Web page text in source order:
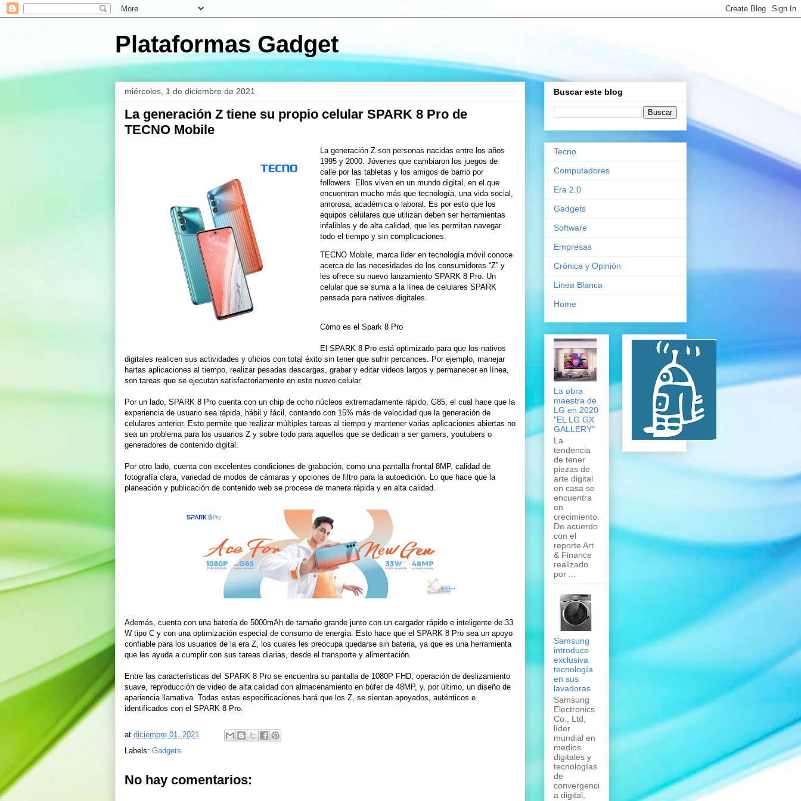
Plataformas Gadget
miércoles, 1 de diciembre de 2021
La generación Z tiene su propio celular SPARK 8 Pro de
TECNO Mobile
La generación Z son personas nacidas entre los años
1995 y 2000. Jóvenes que cambiaron los juegos de
calle por las tabletas y los amigos de barrio por
followers. Ellos viven en un mundo digital, en el que
encuentran mucho más que tecnología, una vida social,
amorosa, académica o laboral. Es por esto que los
equipos celulares que utilizan deben ser herramientas
infalibles y de alta calidad, que les permitan navegar
todo el tiempo y sin complicaciones.
TECNO Mobile, marca líder en tecnología móvil conoce
acerca de las necesidades de los consumidores “Z” y
les ofrece su nuevo lanzamiento SPARK 8 Pro. Un
celular que se suma a la línea de celulares SPARK
pensada para nativos digitales.
Cómo es el Spark 8 Pro
El SPARK 8 Pro está optimizado para que los nativos
digitales realicen sus actividades y oficios con total éxito sin tener que sufrir percances. Por ejemplo, manejar
hartas aplicaciones al tiempo, realizar pesadas descargas, grabar y editar videos largos y permanecer en línea,
son tareas que se ejecutan satisfactoriamente en este nuevo celular.
Por un lado, SPARK 8 Pro cuenta con un chip de ocho núcleos extremadamente rápido, G85, el cual hace que la
experiencia de usuario sea rápida, hábil y fácil, contando con 15% más de velocidad que la generación de
celulares anterior. Esto permite que realizar múltiples tareas al tiempo y mantener varias aplicaciones abiertas no
sea un problema para los usuarios Z y sobre todo para aquellos que se dedican a ser gamers, youtubers o
generadores de contenido digital.
Por otro lado, cuenta con excelentes condiciones de grabación, como una pantalla frontal 8MP, calidad de
fotografía clara, variedad de modos de cámaras y opciones de filtro para la autoedición. Lo que hace que la
planeación y publicación de contenido web se procese de manera rápida y en alta calidad.
Además, cuenta con una batería de 5000mAh de tamaño grande junto con un cargador rápido e inteligente de 33
W tipo C y con una optimización especial de consumo de energía. Esto hace que el SPARK 8 Pro sea un apoyo
confiable para los usuarios de la era Z, los cuales les preocupa quedarse sin bateria, ya que es una herramienta
que les ayuda a cumplir con sus tareas diarias, desde el transporte y alimentación.
Entre las características del SPARK 8 Pro se encuentra su pantalla de 1080P FHD, operación de deslizamiento
suave, reproducción de video de alta calidad con almacenamiento en búfer de 48MP, y, por último, un diseño de
apariencia llamativa. Todas estas especificaciones hará que los Z, se sientan apoyados, auténticos e
identificados con el SPARK 8 Pro.
at diciembre 01, 2021
Labels: Gadgets
No hay comentarios:
Buscar este blog
Tecno
Computadores
Era 2.0
Gadgets
Software
Empresas
Crónica y Opinión
Linea Blanca
Home
La obra
maestra de
LG en 2020
"EL LG GX
GALLERY"
La
tendencia
de tener
piezas de
arte digital
en casa se
encuentra
en
crecimiento.
De acuerdo
con el
reporte Art
& Finance
realizado
por ...
Samsung
introduce
exclusiva
tecnología
en sus
lavadoras
Samsung
Electronics
Co., Ltd,
líder
mundial en
medios
digitales y
tecnologías
de
convergenci
a digital,